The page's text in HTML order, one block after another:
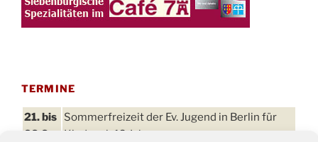
TERMINE
21. bis
28.8.
Sommerfreizeit der Ev. Jugend in Berlin für
Kinder ab 13 Jahren